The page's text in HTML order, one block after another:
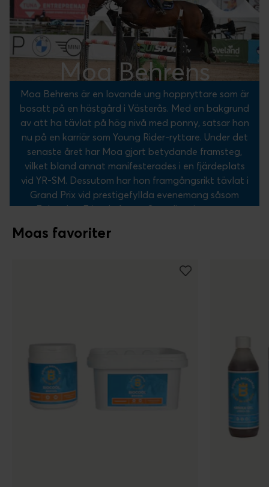
Moa Behrens
Moa Behrens är en lovande ung hoppryttare som är
bosatt på en hästgård i Västerås. Med en bakgrund
av att ha tävlat på hög nivå med ponny, satsar hon
nu på en karriär som Young Rider-ryttare. Under det
senaste året har Moa gjort betydande framsteg,
vilket bland annat manifesterades i en fjärdeplats
vid YR-SM. Dessutom har hon framgångsrikt tävlat i
Grand Prix vid prestigefyllda evenemang såsom
Falsterbo, Friends Arena, Scandinavium samt
Moas favoriter